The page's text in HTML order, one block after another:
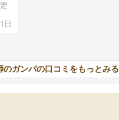
日
のガンバの口コミをもっとみる